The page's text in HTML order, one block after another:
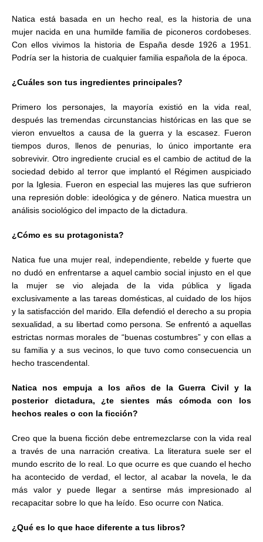
Natica está basada en un hecho real, es la historia de una
mujer nacida en una humilde familia de piconeros cordobeses.
Con ellos vivimos la historia de España desde 1926 a 1951.
Podría ser la historia de cualquier familia española de la época.
¿Cuáles son tus ingredientes principales?
Primero los personajes, la mayoría existió en la vida real,
después las tremendas circunstancias históricas en las que se
vieron envueltos a causa de la guerra y la escasez. Fueron
tiempos duros, llenos de penurias, lo único importante era
sobrevivir. Otro ingrediente crucial es el cambio de actitud de la
sociedad debido al terror que implantó el Régimen auspiciado
por la Iglesia. Fueron en especial las mujeres las que sufrieron
una represión doble: ideológica y de género. Natica muestra un
análisis sociológico del impacto de la dictadura.
¿Cómo es su protagonista?
Natica fue una mujer real, independiente, rebelde y fuerte que
no dudó en enfrentarse a aquel cambio social injusto en el que
la mujer se vio alejada de la vida pública y ligada
exclusivamente a las tareas domésticas, al cuidado de los hijos
y la satisfacción del marido. Ella defendió el derecho a su propia
sexualidad, a su libertad como persona. Se enfrentó a aquellas
estrictas normas morales de “buenas costumbres” y con ellas a
su familia y a sus vecinos, lo que tuvo como consecuencia un
hecho trascendental.
Natica nos empuja a los años de la Guerra Civil y la
posterior dictadura, ¿te sientes más cómoda con los
hechos reales o con la ficción?
Creo que la buena ficción debe entremezclarse con la vida real
a través de una narración creativa. La literatura suele ser el
mundo escrito de lo real. Lo que ocurre es que cuando el hecho
ha acontecido de verdad, el lector, al acabar la novela, le da
más valor y puede llegar a sentirse más impresionado al
recapacitar sobre lo que ha leído. Eso ocurre con Natica.
¿Qué es lo que hace diferente a tus libros?